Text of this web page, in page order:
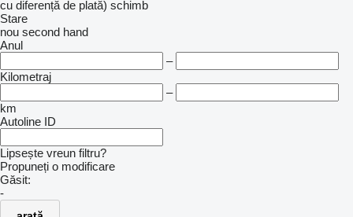
cu diferență de plată) schimb
Stare
nou second hand
Anul
–
Kilometraj
–
km
Autoline ID
Lipsește vreun filtru?
Propuneți o modificare
Găsit:
-